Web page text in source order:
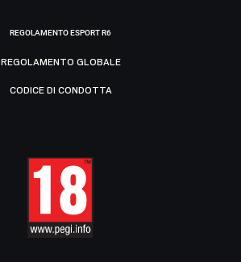
REGOLAMENTO ESPORT R6
REGOLAMENTO GLOBALE
CODICE DI CONDOTTA